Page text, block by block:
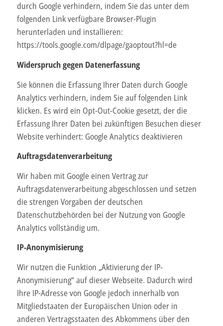
durch Google verhindern, indem Sie das unter dem
folgenden Link verfügbare Browser-Plugin
herunterladen und installieren:
https://tools.google.com/dlpage/gaoptout?hl=de
Widerspruch gegen Datenerfassung
Sie können die Erfassung Ihrer Daten durch Google
Analytics verhindern, indem Sie auf folgenden Link
klicken. Es wird ein Opt-Out-Cookie gesetzt, der die
Erfassung Ihrer Daten bei zukünftigen Besuchen dieser
Website verhindert: Google Analytics deaktivieren
Auftragsdatenverarbeitung
Wir haben mit Google einen Vertrag zur
Auftragsdatenverarbeitung abgeschlossen und setzen
die strengen Vorgaben der deutschen
Datenschutzbehörden bei der Nutzung von Google
Analytics vollständig um.
IP-Anonymisierung
Wir nutzen die Funktion „Aktivierung der IP-
Anonymisierung“ auf dieser Webseite. Dadurch wird
Ihre IP-Adresse von Google jedoch innerhalb von
Mitgliedstaaten der Europäischen Union oder in
anderen Vertragsstaaten des Abkommens über den